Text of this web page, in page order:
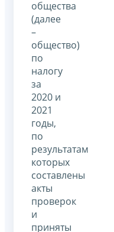
общества
(далее
–
общество)
по
налогу
за
2020 и
2021
годы,
по
результатам
которых
составлены
акты
проверок
и
приняты